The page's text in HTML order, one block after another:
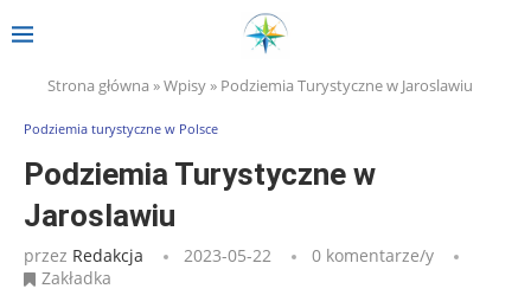
Strona główna »Wpisy» Podziemia Turystyczne w Jaroslawiu
Podziemia turystyczne w Polsce
Podziemia Turystyczne w
Jaroslawiu
przez Redakcja 2023-05-22
0 komentarze/y
Zakładka